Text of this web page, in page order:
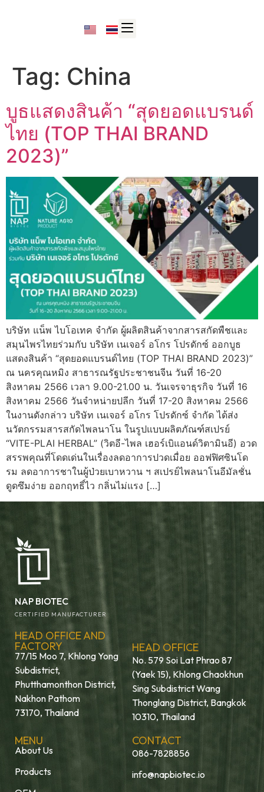
Tag: China
บูธแสดงสินค้า “สุดยอดแบรนด์
ไทย (TOP THAI BRAND
2023)”
บริษัท แน็พ ไบโอเทค จำกัด ผู้ผลิตสินค้าจากสารสกัดพืชและ
สมุนไพรไทยร่วมกับ บริษัท เนเจอร์ อโกร โปรดักซ์ ออกบูธ
แสดงสินค้า “สุดยอดแบรนด์ไทย (TOP THAI BRAND 2023)”
ณ นครคุณหมิง สาธารณรัฐประชาชนจีน วันที่ 16-20
สิงหาคม 2566 เวลา 9.00-21.00 น. วันเจรจาธุรกิจ วันที่ 16
สิงหาคม 2566 วันจำหน่ายปลีก วันที่ 17-20 สิงหาคม 2566
ในงานดังกล่าว บริษัท เนเจอร์ อโกร โปรดักซ์ จำกัด ได้ส่ง
นวัตกรรมสารสกัดไพลนาโน ในรูปแบบผลิตภัณฑ์สเปรย์
“VITE-PLAI HERBAL” (วิตอี-ไพล เฮอร์เบิแอนด์วิตามินอี) อวด
สรรพคุณที่โดดเด่นในเรื่องลดอาการปวดเมื่อย ออฟฟิศซินโด
รม ลดอาการชาในผู้ป่วยเบาหวาน ฯ สเปรย์ไพลนาโนอีมัลชั่น
ดูดซึมง่าย ออกฤทธิ์ไว กลิ่นไม่แรง […]
NAP BIOTEC
CERTIFIED MANUFACTURER
HEAD OFFICE AND
FACTORY
77/15 Moo 7, Khlong Yong
Subdistrict,
Phutthamonthon District,
Nakhon Pathom
73170, Thailand
HEAD OFFICE
No. 579 Soi Lat Phrao 87
(Yaek 15), Khlong Chaokhun
Sing Subdistrict Wang
Thonglang District, Bangkok
10310, Thailand
MENU
About Us
Products
CONTACT
086-7828856
info@napbiotec.io